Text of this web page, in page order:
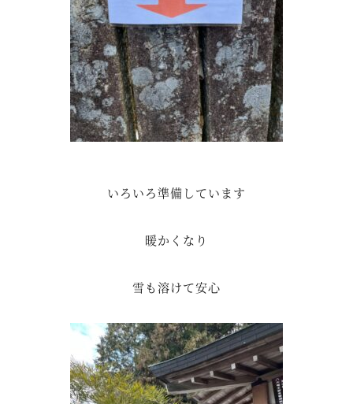
いろいろ準備しています
暖かくなり
雪も溶けて安心